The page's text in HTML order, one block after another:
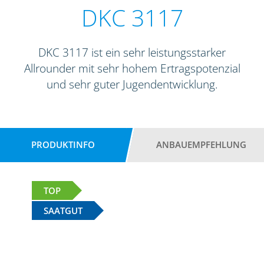
DKC 3117
DKC 3117 ist ein sehr leistungsstarker
Allrounder mit sehr hohem Ertragspotenzial
und sehr guter Jugendentwicklung.
PRODUKTINFO ANBAUEMPFEHLUNG
TOP
SAATGUT